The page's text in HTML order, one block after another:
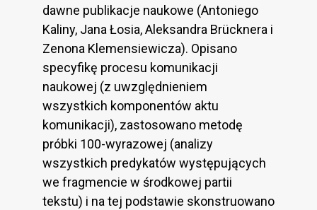
dawne publikacje naukowe (Antoniego
Kaliny, Jana Łosia, Aleksandra Brücknera i
Zenona Klemensiewicza). Opisano
specyfikę procesu komunikacji
naukowej (z uwzględnieniem
wszystkich komponentów aktu
komunikacji), zastosowano metodę
próbki 100-wyrazowej (analizy
wszystkich predykatów występujących
we fragmencie w środkowej partii
tekstu) i na tej podstawie skonstruowano